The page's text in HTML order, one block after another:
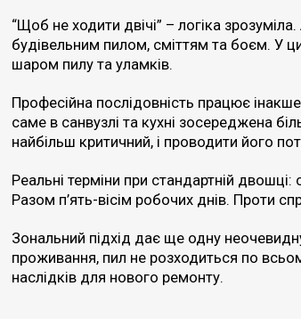
“Щоб не ходити двічі” – логіка
будівельним пилом, сміттям та боєм. У
шаром пилу та уламків.
Професійна послідовність працює
саме в санвузлі та кухні зосереджена
найбільш критичний, і проводити його
Реальні терміни при стандартній
Разом п’ять-вісім робочих днів. Проти
Зональний підхід дає ще одну
проживання, пил не розходиться по
наслідків для нового ремонту.